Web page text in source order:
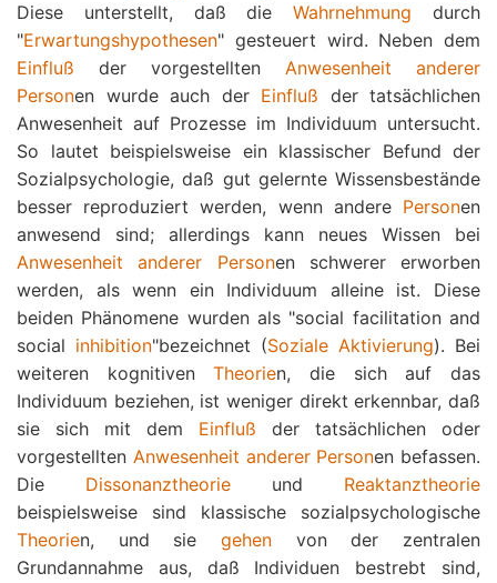
Diese unterstellt, daß dieWahrnehmung durch
"Erwartungshypothesen" gesteuert wird. Neben dem
Einfluß der vorgestellten Anwesenheit anderer
Personen wurde auch der Einfluß der tatsächlichen
Anwesenheit auf Prozesse im Individuum untersucht.
So lautet beispielsweise ein klassischer Befund der
Sozialpsychologie, daß gut gelernte Wissensbestände
besser reproduziert werden, wenn andere Personen
anwesend sind; allerdings kann neues Wissen bei
Anwesenheit anderer
Personen schwerer erworben
werden, als wenn ein Individuum alleine ist. Diese
beiden Phänomene wurden als "social facilitation and
social inhibition"bezeichnet (Soziale Aktivierung). Bei
weiteren kognitivenTheorien, die sich auf das
Individuum beziehen, ist weniger direkt erkennbar, daß
sie sich mit dem Einfluß der tatsächlichen oder
vorgestellten Anwesenheit anderer Personen befassen.
Die Dissonanztheorie und Reaktanztheorie
beispielsweise sind klassische sozialpsychologische
Theorien, und sie gehen von der zentralen
Grundannahme aus, daß Individuen bestrebt sind,